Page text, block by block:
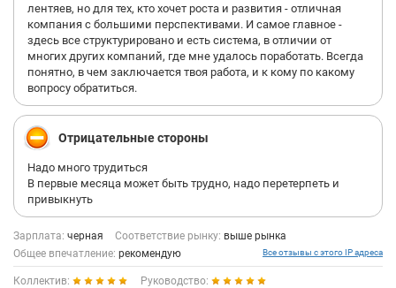
лентяев, но для тех, кто хочет роста и развития - отличная
компания с большими перспективами. И самое главное -
здесь все структурировано и есть система, в отличии от
многих других компаний, где мне удалось поработать. Всегда
понятно, в чем заключается твоя работа, и к кому по какому
вопросу обратиться.
Отрицательные стороны
Надо много трудиться
В первые месяца может быть трудно, надо перетерпеть и
привыкнуть
Зарплата: черная Соответствие рынку: выше рынка
Общее впечатление: рекомендую Все отзывы с этого IP адреса
Коллектив:
Руководство: